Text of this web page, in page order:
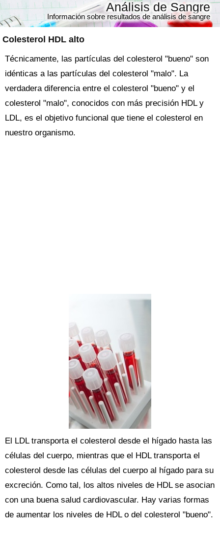
Colesterol HDL alto
Análisis de Sangre
Información sobre resultados de análisis de sangre
Técnicamente, las partículas del colesterol "bueno" son
idénticas a las partículas del colesterol "malo". La
verdadera diferencia entre el colesterol "bueno" y el
colesterol "malo", conocidos con más precisión HDL y
LDL, es el objetivo funcional que tiene el colesterol en
nuestro organismo.
El LDL transporta el colesterol desde el hígado hasta las
células del cuerpo, mientras que el HDL transporta el
colesterol desde las células del cuerpo al hígado para su
excreción. Como tal, los altos niveles de HDL se asocian
con una buena salud cardiovascular. Hay varias formas
de aumentar los niveles de HDL o del colesterol "bueno".